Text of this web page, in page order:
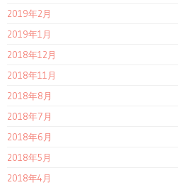
2019年2月
2019年1月
2018年12月
2018年11月
2018年8月
2018年7月
2018年6月
2018年5月
2018年4月